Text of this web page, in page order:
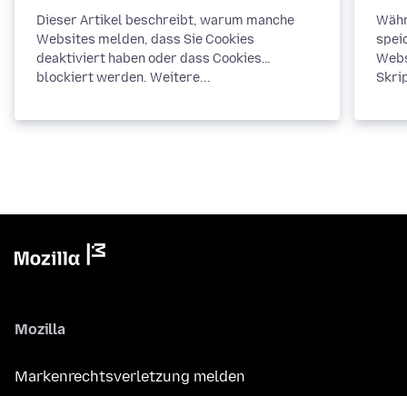
Dieser Artikel beschreibt, warum manche
Websites melden, dass Sie Cookies
deaktiviert haben oder dass Cookies
blockiert werden. Weitere...
Mozilla
Markenrechtsverletzung melden